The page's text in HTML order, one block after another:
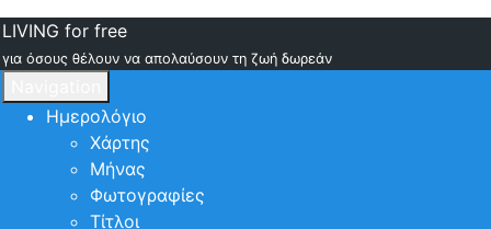
LIVING for free
για όσους θέλουν να απολαύσουν τη ζωή δωρεάν
Ημερολόγιο
Χάρτης
Μήνας
Φωτογραφίες
Τίτλοι